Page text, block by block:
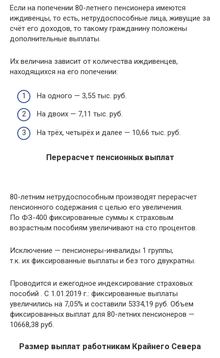
Если на попечении 80-летнего пенсионера имеются
иждивенцы, то есть, нетрудоспособные лица, живущие за
счёт его доходов, то такому гражданину положены
дополнительные выплаты.
Их величина зависит от количества иждивенцев,
находящихся на его попечении:
На одного — 3,55 тыс. руб.
На двоих — 7,11 тыс. руб.
На трёх, четырёх и далее — 10,66 тыс. руб.
Перерасчет пенсионных выплат
80-летним нетрудоспособным производят перерасчет
пенсионного содержания с целью его увеличения.
По ФЗ-400 фиксированные суммы к страховым
возрастным пособиям увеличивают на сто процентов.
Исключение — пенсионеры-инвалиды 1 группы,
т.к. их фиксированные выплаты и без того двукратны.
Проводится и ежегодное индексирование страховых
пособий . С 1.01.2019 г.: фиксированные выплаты
увеличились на 7,05% и составили 5334,19 руб. Объем
фиксированных выплат для 80-летних пенсионеров —
10668,38 руб.
Размер выплат работникам Крайнего Севера